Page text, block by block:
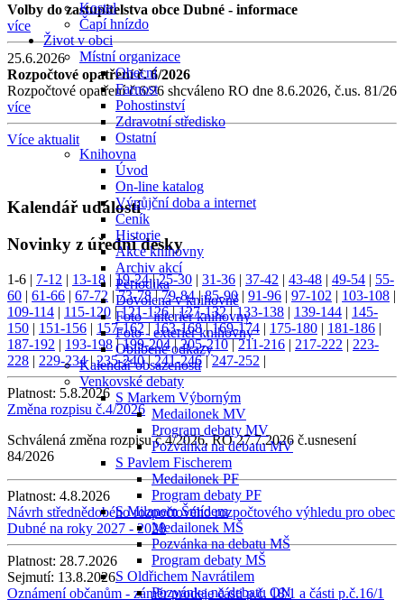
Kostel
Čapí hnízdo
Život v obci
Místní organizace
Obecní
Farnost
Pohostinství
Zdravotní středisko
Ostatní
Knihovna
Úvod
On-line katalog
Výpůjční doba a internet
Ceník
Historie
Akce knihovny
Archiv akcí
Periodika
Dovolená v knihovně
Foto - interiér knihovny
Foto - exteriér knihovny
Oblíbené odkazy
Kalendář obsazenosti
Venkovské debaty
S Markem Výborným
Medailonek MV
Program debaty MV
Pozvánka na debatu MV
S Pavlem Fischerem
Medailonek PF
Program debaty PF
S Milanem Šmídem
Medailonek MŠ
Pozvánka na debatu MŠ
Program debaty MŠ
S Oldřichem Navrátilem
Pozvánka na debatu ON
Volby do zastupitelstva obce Dubné - informace
více
25.6.2026
Rozpočtové opatření č. 6/2026
Rozpočtové opatření č.6/26 shcváleno RO dne 8.6.2026, č.us. 81/26
více
Více aktualit
Kalendář událostí
Novinky z úřední desky
1-6 | 7-12 | 13-18 | 19-24|25-30 | 31-36 | 37-42 | 43-48 | 49-54 | 55-
60 | 61-66 | 67-72 |73-78|79-84|85-90| 91-96 | 97-102 | 103-108 |
109-114 | 115-120 |121-126|127-132|133-138 | 139-144 | 145-
150 | 151-156 | 157-162|163-168|169-174 | 175-180 | 181-186 |
187-192 | 193-198|199-204|205-210|211-216 | 217-222 | 223-
228 | 229-234|235-240|241-246|247-252 |
Platnost: 5.8.2026
Změna rozpisu č.4/2026
Schválená změna rozpisu č.4/2026, RO 27.7.2026 č.usnesení
84/2026
Platnost: 4.8.2026
Návrh střednědobého rozpočtového rozpočtového výhledu pro obec
Dubné na roky 2027 - 2028
Platnost: 28.7.2026
Sejmutí: 13.8.2026
Oznámení občanům - záměr prodeje části p.č. 18/1 a části p.č.16/1